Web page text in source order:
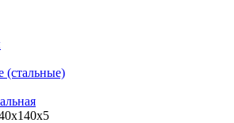
(стальные)